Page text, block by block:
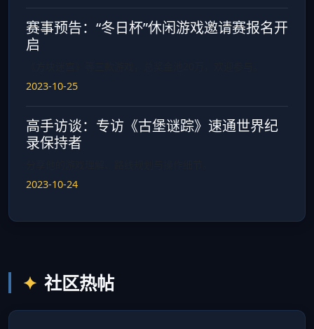
赛事预告：“冬日杯”休闲游戏邀请赛报名开
启
2023-10-25
高手访谈：专访《古堡谜踪》速通世界纪
录保持者
2023-10-24
社区热帖